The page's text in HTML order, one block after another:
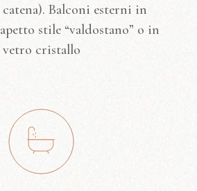
Balconi esterni in
stile “valdostano” o in
vetro cristallo